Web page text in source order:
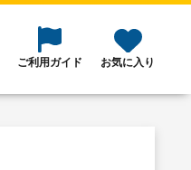
ご利用ガイド お気に入り